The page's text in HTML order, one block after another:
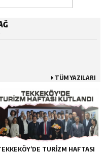
TÜM YAZILARI
TURIZM HAFTASI